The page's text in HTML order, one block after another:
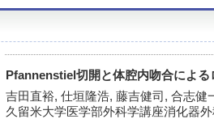
Pfannenstiel切開と体腔内吻合によ
吉田直裕, 仕垣隆浩, 藤吉健司, 合志健
久留米大学医学部外科学講座消化器